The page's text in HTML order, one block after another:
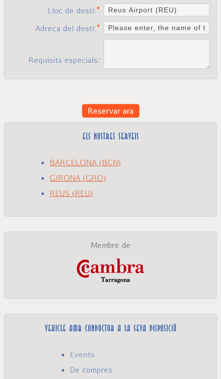
Lloc de destí:
Adreça del destí:
Requisits especials:
Reservar ara
ELS NOSTRES SERVEIS
BARCELONA (BCN)
GIRONA (GRO)
REUS (REU)
Membre de
Vehicle amb conductor a la seva disposició
Events
De compres